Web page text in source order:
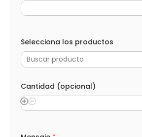
l
o
Selecciona los productos
Buscar producto
Cantidad (opcional)